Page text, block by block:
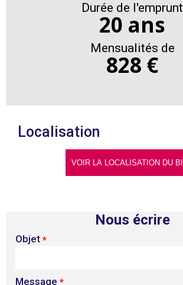
Durée de l'emprunt
20 ans
Mensualités de
828 €
Localisation
Nous écrire
Objet *
Message *